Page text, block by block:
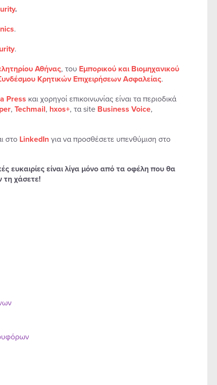
.
.
.
Αθήνας, του Εμπορικού και Βιομηχανικού
Κρητικών Επιχειρήσεων Ασφαλείας.
Press και χορηγοί επικοινωνίας είναι τα περιοδικά
, Techmail, hxos+, τα site Business Voice,
στο LinkedInγια να προσθέσετε υπενθύμιση στο
ευκαιρίες είναι λίγα μόνο από τα οφέλη που θα
χάσετε!